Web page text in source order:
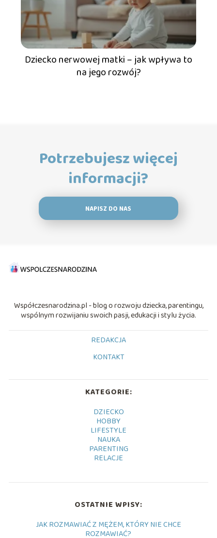
Dziecko nerwowej matki – jak wpływa to
na jego rozwój?
Potrzebujesz więcej
informacji?
NAPISZ DO NAS
Współczesnarodzina.pl - blog o rozwoju dziecka, parentingu,
wspólnym rozwijaniu swoich pasji, edukacji i stylu życia.
REDAKCJA
KONTAKT
KATEGORIE:
DZIECKO
HOBBY
LIFESTYLE
NAUKA
PARENTING
RELACJE
OSTATNIE WPISY:
JAK ROZMAWIAĆ Z MĘŻEM, KTÓRY NIE CHCE
ROZMAWIAĆ?